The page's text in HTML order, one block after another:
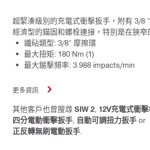
超緊湊級別的充電式衝擊扳手，附有 3/8
經濟型的錨固和螺栓連接，特別是在狹窄
鐵砧類型: 3/8" 摩擦環
最大扭矩: 180 Nm (1)
最大鎚擊頻率: 3.988 impacts/min
更多資訊
其他客戶也曾搜尋 SIW 2 12V充電式衝
四分電動衝擊扳手 自動可調扭力扳手 or
正反轉無刷電動扳手